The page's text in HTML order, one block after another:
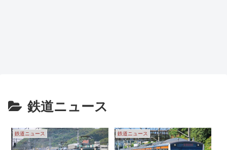
鉄道ニュース
鉄道ニュース 鉄道ニュース